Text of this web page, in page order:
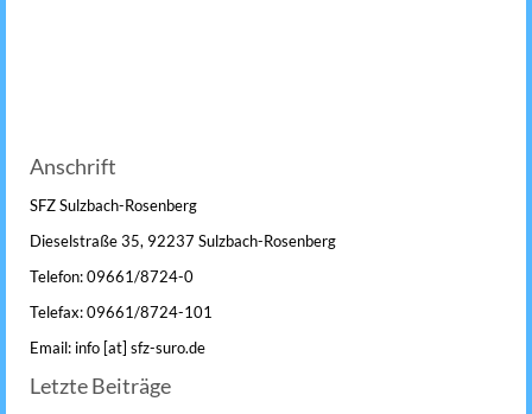
Anschrift
SFZ Sulzbach-Rosenberg
Dieselstraße 35, 92237 Sulzbach-Rosenberg
Telefon: 09661/8724-0
Telefax: 09661/8724-101
Email: info [at] sfz-suro.de
Letzte Beiträge